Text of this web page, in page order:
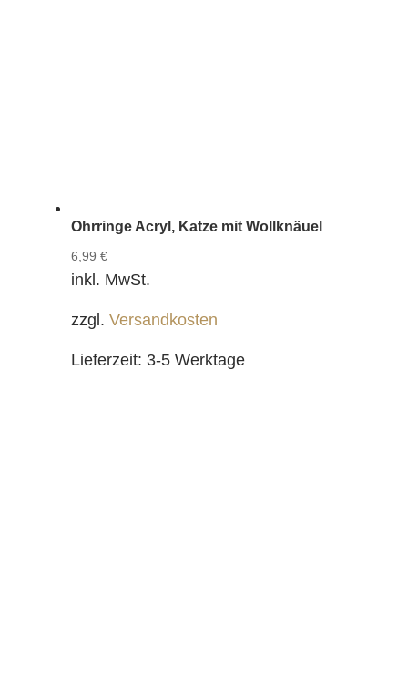
Ohrringe Acryl, Katze mit Wollknäuel
6,99 €
inkl. MwSt.
zzgl. Versandkosten
Lieferzeit: 3-5 Werktage